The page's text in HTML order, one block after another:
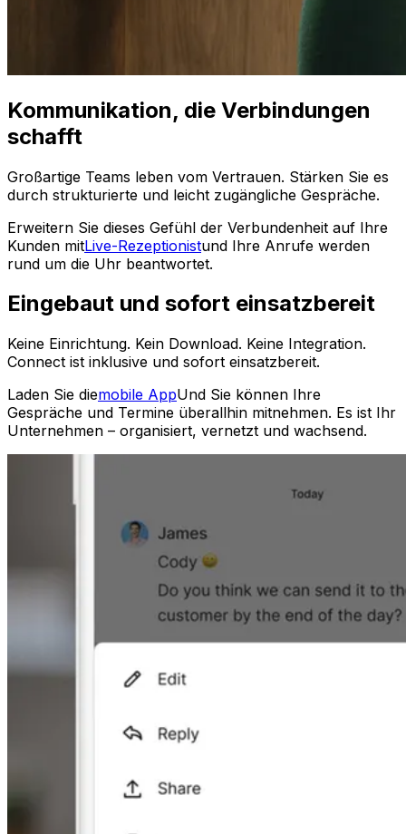
Kommunikation, die Verbindungen
schafft
Großartige Teams leben vom Vertrauen. Stärken Sie es
durch strukturierte und leicht zugängliche Gespräche.
Erweitern Sie dieses Gefühl der Verbundenheit auf Ihre
Kunden mitLive-Rezeptionistund Ihre Anrufe werden
rund um die Uhr beantwortet.
Eingebaut und sofort einsatzbereit
Keine Einrichtung. Kein Download. Keine Integration.
Connect ist inklusive und sofort einsatzbereit.
Laden Sie diemobile AppUnd Sie können Ihre
Gespräche und Termine überallhin mitnehmen. Es ist Ihr
Unternehmen – organisiert, vernetzt und wachsend.